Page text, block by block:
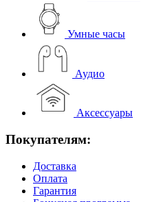
Умные часы
Аудио
Аксессуары
Покупателям:
Доставка
Оплата
Гарантия